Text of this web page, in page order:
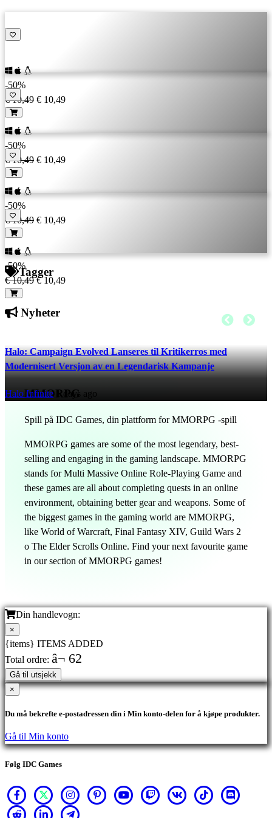
-50%
€ 10,49 € 10,49
-50%
€ 10,49 € 10,49
-50%
€ 10,49 € 10,49
-50%
€ 10,49 € 10,49
Tagger
Nyheter
Halo: Campaign Evolved Lanseres til Kritikerros med
Modernisert Versjon av en Legendarisk Kampanje
Halo Infinite 1 days ago
MMORPG
Spill på IDC Games, din plattform for MMORPG -spill
MMORPG games are some of the most legendary, best-
selling and engaging in the gaming landscape. MMORPG
stands for Multi Massive Online Role-Playing Game and
these games are all about completing quests in an online
environment, obtaining better gear and weapons. Some of
the biggest games in the gaming world are MMORPG,
like World of Warcraft, Final Fantasy XIV, Guild Wars 2
o The Elder Scrolls Online. Find your next favourite game
in our section of MMORPG games!
Din handlevogn:
×
{items} ITEMS ADDED
Total ordre: â¬ 62
Gå til utsjekk
×
Du må bekrefte e-postadressen din i Min konto-delen for å kjøpe produkter.
Gå til Min konto
Følg IDC Games